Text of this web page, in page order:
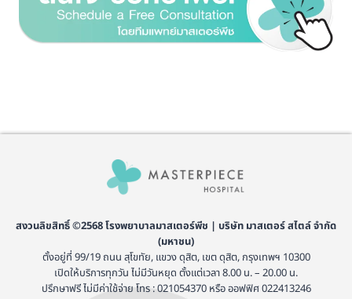
สงวนลิขสิทธิ์ ©2568 โรงพยาบาลมาสเตอร์พีช | บริษัท มาสเตอร์ สไตล์ จำกัด
(มหาชน)
ตั้งอยู่ที่ 99/19 ถนน สุโขทัย, แขวง ดุสิต, เขต ดุสิต, กรุงเทพฯ 10300
เปิดให้บริการทุกวัน ไม่มีวันหยุด ตั้งแต่เวลา 8.00 น. – 20.00 น.
ปรึกษาฟรี ไม่มีค่าใช้จ่าย โทร : 021054370 หรือ ออฟฟิศ 022413246